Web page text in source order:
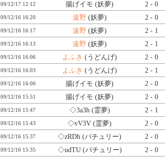
09/12/17 12:12 揚げイモ (妖夢) 2 - 0
09/12/16 16:20 遠野 (妖夢) 2 - 0
09/12/16 16:17 遠野 (妖夢) 2 - 1
09/12/16 16:13 遠野 (妖夢) 2 - 1
09/12/16 16:06 よふき (うどんげ) 2 - 0
09/12/16 16:03 よふき (うどんげ) 2 - 1
09/12/16 16:00 揚げイモ (妖夢) 2 - 0
09/12/16 15:51 揚げイモ (妖夢) 2 - 0
09/12/16 15:47 ◇3a3h(霊夢) 2 - 1
09/12/16 15:43 ◇vV3V (霊夢) 2 - 0
09/12/16 15:37 ◇zRDh (パチュリー) 2 - 0
09/12/16 15:35 ◇udTU(パチュリー) 2 - 0